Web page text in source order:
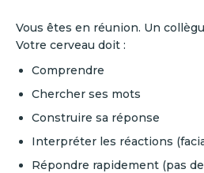
Vous êtes en réunion. Un
Votre cerveau doit :
Comprendre
Chercher ses mots
Construire sa réponse
Interpréter les réactions
Répondre rapidement (pas